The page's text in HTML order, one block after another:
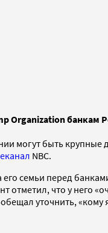
банкам
быть крупные
NBC.
семьи перед
что у него
уточнить,